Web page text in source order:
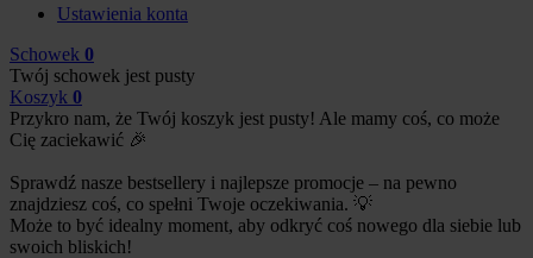
Ustawienia konta
Schowek 0
Twój schowek jest pusty
Koszyk 0
Przykro nam, że Twój koszyk jest pusty! Ale mamy coś, co może
Cię zaciekawić 🎉
Sprawdź nasze bestsellery i najlepsze promocje – na pewno
znajdziesz coś, co spełni Twoje oczekiwania. 💡
Może to być idealny moment, aby odkryć coś nowego dla siebie lub
swoich bliskich!